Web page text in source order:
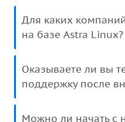
Для каких
на базе Astra Linux?
Оказываете ли вы
поддержку после
Можно ли начать с